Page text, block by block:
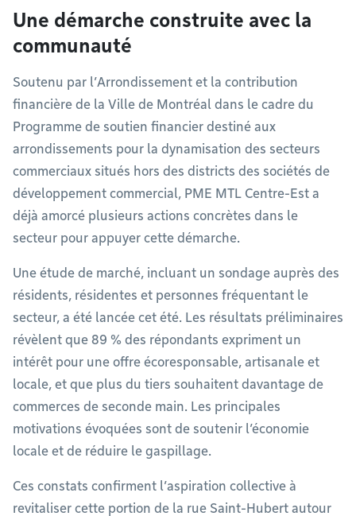
Une démarche construite avec la
communauté
Soutenu par l’Arrondissement et la contribution
financière de la Ville de Montréal dans le cadre du
Programme de soutien financier destiné aux
arrondissements pour la dynamisation des secteurs
commerciaux situés hors des districts des sociétés de
développement commercial, PME MTL Centre-Est a
déjà amorcé plusieurs actions concrètes dans le
secteur pour appuyer cette démarche.
Une étude de marché, incluant un sondage auprès des
résidents, résidentes et personnes fréquentant le
secteur, a été lancée cet été. Les résultats préliminaires
révèlent que 89 % des répondants expriment un
intérêt pour une offre écoresponsable, artisanale et
locale, et que plus du tiers souhaitent davantage de
commerces de seconde main. Les principales
motivations évoquées sont de soutenir l’économie
locale et de réduire le gaspillage.
Ces constats confirment l’aspiration collective à
revitaliser cette portion de la rue Saint-Hubert autour